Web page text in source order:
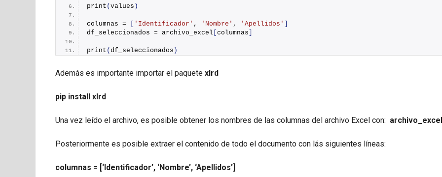
print ( values )
columnas = 'Identificador' , 'Nombre' , 'Apellidos'
df_seleccionados = archivo_excel columnas
print ( df_seleccionados )
Además es importante importar el paquete xlrd
pip install xlrd
Una vez leído el archivo, es posible obtener los nombres de las columnas del archivo Excel con:
Posteriormente es posible extraer el contenido de todo el documento con lás siguientes líneas:
columnas = [‘Identificador’, ‘Nombre’, ‘Apellidos’]